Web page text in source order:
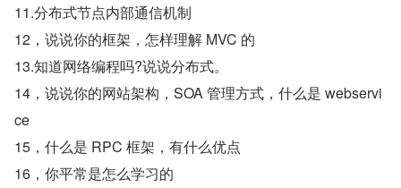
11.分布式节点内部通信机制
12，说说你的框架，怎样理解 MVC 的
13.知道网络编程吗?说说分布式。
14，说说你的网站架构，SOA 管理方式，什么是 webservi
ce
15，什么是 RPC 框架，有什么优点
16，你平常是怎么学习的